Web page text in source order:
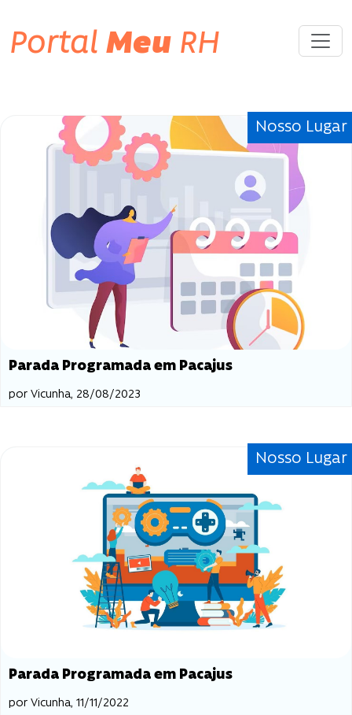
Portal Meu RH
Nosso Lugar
Parada Programada em Pacajus
por Vicunha, 28/08/2023
Nosso Lugar
Parada Programada em Pacajus
por Vicunha, 11/11/2022